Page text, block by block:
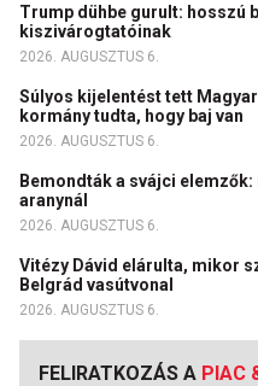
Trump dühbe gurult: hosszú
kiszivárogtatóinak
2026. AUGUSZTUS 6.
Súlyos kijelentést tett
kormány tudta, hogy baj van
2026. AUGUSZTUS 6.
Bemondták a svájci
aranynál
2026. AUGUSZTUS 6.
Vitézy Dávid elárulta, mikor
Belgrád vasútvonal
2026. AUGUSZTUS 6.
FELIRATKOZÁS A PIAC